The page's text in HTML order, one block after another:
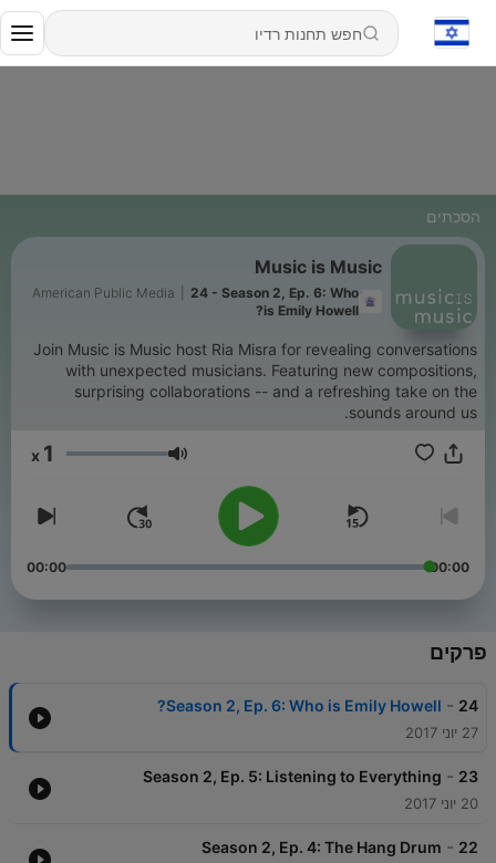
הסכתים
Music is Music
American Public Media
24 - Season 2, Ep. 6: Who
is Emily Howell?
Join Music is Music host Ria Misra for revealing conversations
with unexpected musicians. Featuring new compositions,
surprising collaborations -- and a refreshing take on the
sounds around us.
עוצמת שמע 1
00:00
00:00
פרקים
24
-
Season 2, Ep. 6: Who is Emily Howell?
27 יוני 2017
23
-
Season 2, Ep. 5: Listening to Everything
20 יוני 2017
22
-
Season 2, Ep. 4: The Hang Drum